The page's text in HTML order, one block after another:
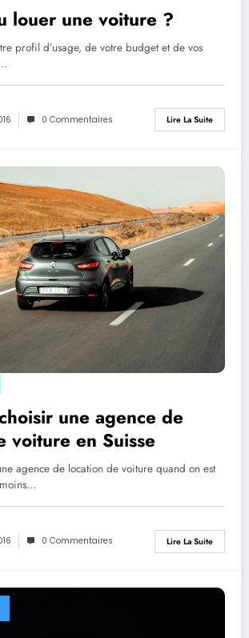
louer une voiture ?
profil d’usage, de votre budget et de vos
0 Commentaires Lire La Suite
une agence de
voiture en Suisse
agence de location de voiture quand on est
0 Commentaires Lire La Suite